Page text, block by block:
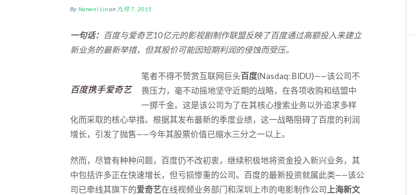
By Nanwei Lin on 九月 7, 2015
一句话： 百度与爱奇艺10亿元的影视剧制作联盟反映了百度通过高额投入来建立
新业务的最新举措，但其股价可能因短期利润的侵蚀而受压。
百度携手爱奇艺
笔者不得不赞赏互联网巨头百度(Nasdaq: BIDU)——该公司不
畏压力，毫不动摇地坚守近期的战略，在各项收购和结盟中
一掷千金。这是该公司为了在其核心搜索业务以外追求多样
化而采取的核心举措。根据其发布最新的季度业绩，这一战略阻碍了百度的利润
增长，引发了抛售——今年其股票价值已缩水三分之一以上。
然而，尽管有种种问题，百度仍不改初衷，继续积极地将资金投入新兴业务，其
中包括许多正在快速增长，但亏损惨重的公司。百度的最新投资就属此类——该公
司已牵线其旗下的爱奇艺在线视频业务部门和深圳上市的电影制作公司 上海新文